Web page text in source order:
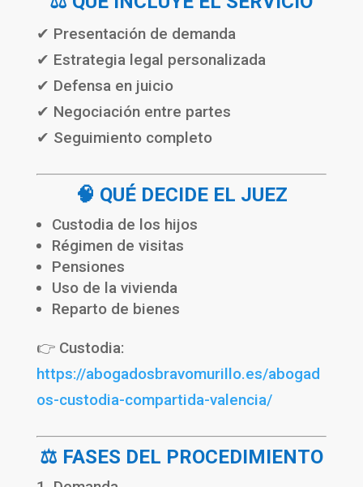
✔ Presentación de demanda
✔ Estrategia legal personalizada
✔ Defensa en juicio
✔ Negociación entre partes
✔ Seguimiento completo
🧠 QUÉ DECIDE EL JUEZ
Custodia de los hijos
Régimen de visitas
Pensiones
Uso de la vivienda
Reparto de bienes
👉 Custodia:
https://abogadosbravomurillo.es/abogad
os-custodia-compartida-valencia/
⚖️ FASES DEL PROCEDIMIENTO